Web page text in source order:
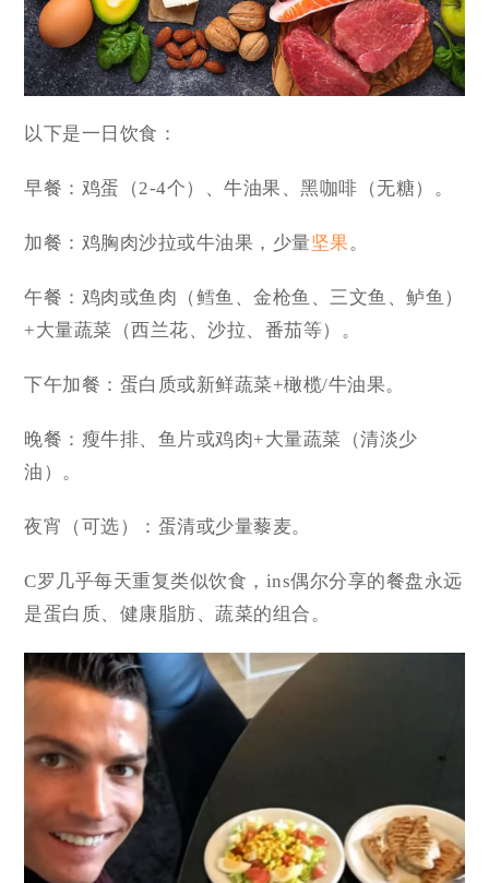
以下是一日饮食：
早餐：鸡蛋（2-4个）、牛油果、黑咖啡（无糖）。
加餐：鸡胸肉沙拉或牛油果，少量坚果 。
午餐：鸡肉或鱼肉（鳕鱼、金枪鱼、三文鱼、鲈鱼）
+大量蔬菜（西兰花、沙拉、番茄等）。
下午加餐：蛋白质或新鲜蔬菜+橄榄/牛油果。
晚餐：瘦牛排、鱼片或鸡肉+大量蔬菜（清淡少
油）。
夜宵（可选）：蛋清或少量藜麦。
C罗几乎每天重复类似饮食，ins偶尔分享的餐盘永远
是蛋白质、健康脂肪、蔬菜的组合。